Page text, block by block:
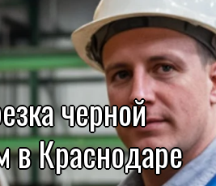
черной
в Краснодаре